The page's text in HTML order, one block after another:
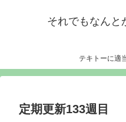
それでもなんと
テキトーに適
定期更新133週目